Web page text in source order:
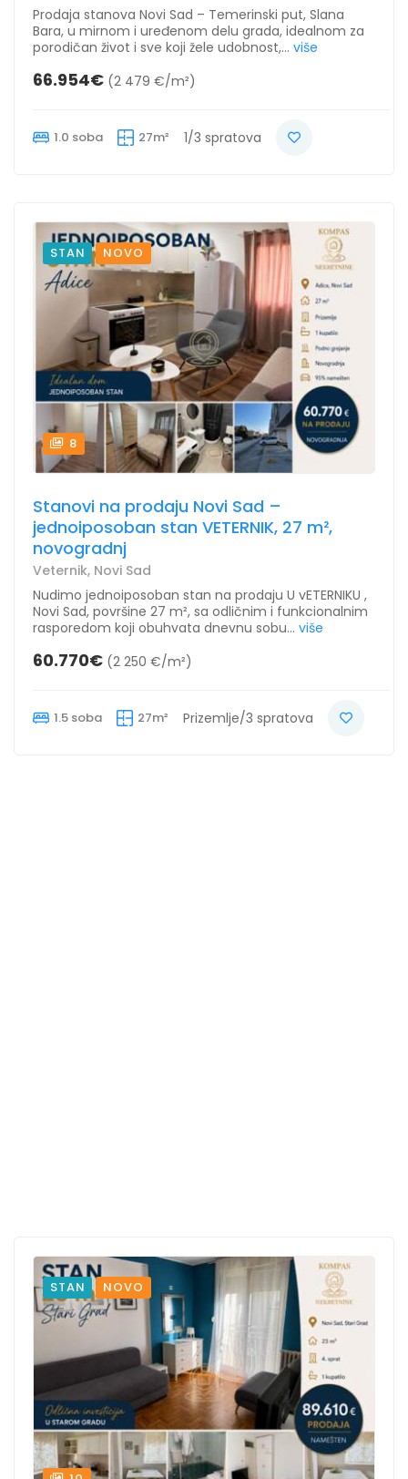
Prodaja stanova Novi Sad – Temerinski put, Slana
Bara, u mirnom i uređenom delu grada, idealnom za
porodičan život i sve koji žele udobnost,... više
66.954€ (2 479 €/m²)
1.0 soba 27m² 1/3 spratova
STAN NOVO
8
Stanovi na prodaju Novi Sad –
jednoiposoban stan VETERNIK, 27 m²,
novogradnj
Veternik, Novi Sad
Nudimo jednoiposoban stan na prodaju U vETERNIKU ,
Novi Sad, površine 27 m², sa odličnim i funkcionalnim
rasporedom koji obuhvata dnevnu sobu... više
60.770€ (2 250 €/m²)
1.5 soba 27m² Prizemlje/3 spratova
STAN NOVO